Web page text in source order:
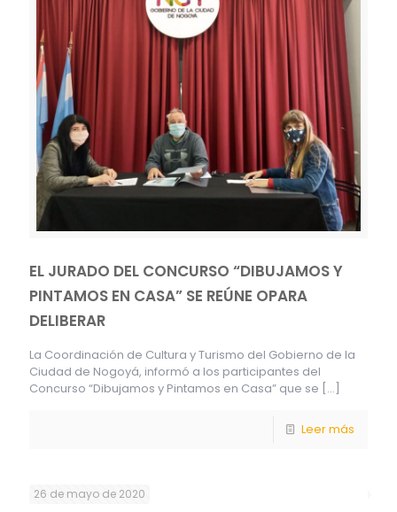
EL JURADO DEL CONCURSO “DIBUJAMOS Y
PINTAMOS EN CASA” SE REÚNE OPARA
DELIBERAR
La Coordinación de Cultura y Turismo del Gobierno de la
Ciudad de Nogoyá, informó a los participantes del
Concurso “Dibujamos y Pintamos en Casa” que se […]
Leer más
26 de mayo de 2020